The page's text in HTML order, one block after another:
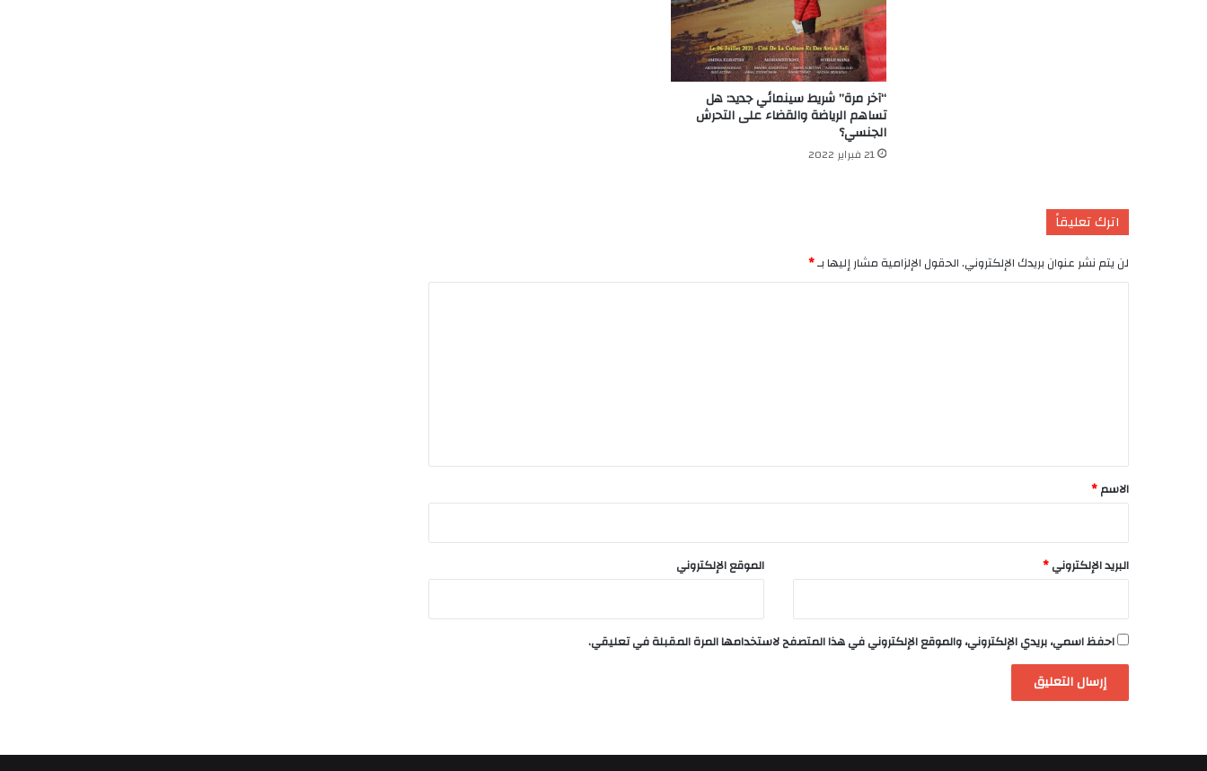
“آخر مرة” شريط سينمائي جديد: هل
تساهم الرياضة والقضاء على التحرش
الجنسي؟
21 فبراير 2022
اترك تعليقاً
لن يتم نشر عنوان بريدك الإلكتروني.الحقول الإلزامية مشار إليها بـ*
*
الاسم*
البريد الإلكتروني* الموقع الإلكتروني
احفظ اسمي، بريدي الإلكتروني، والموقع الإلكتروني في هذا المتصفح لاستخدامها المرة المقبلة في تعليقي.